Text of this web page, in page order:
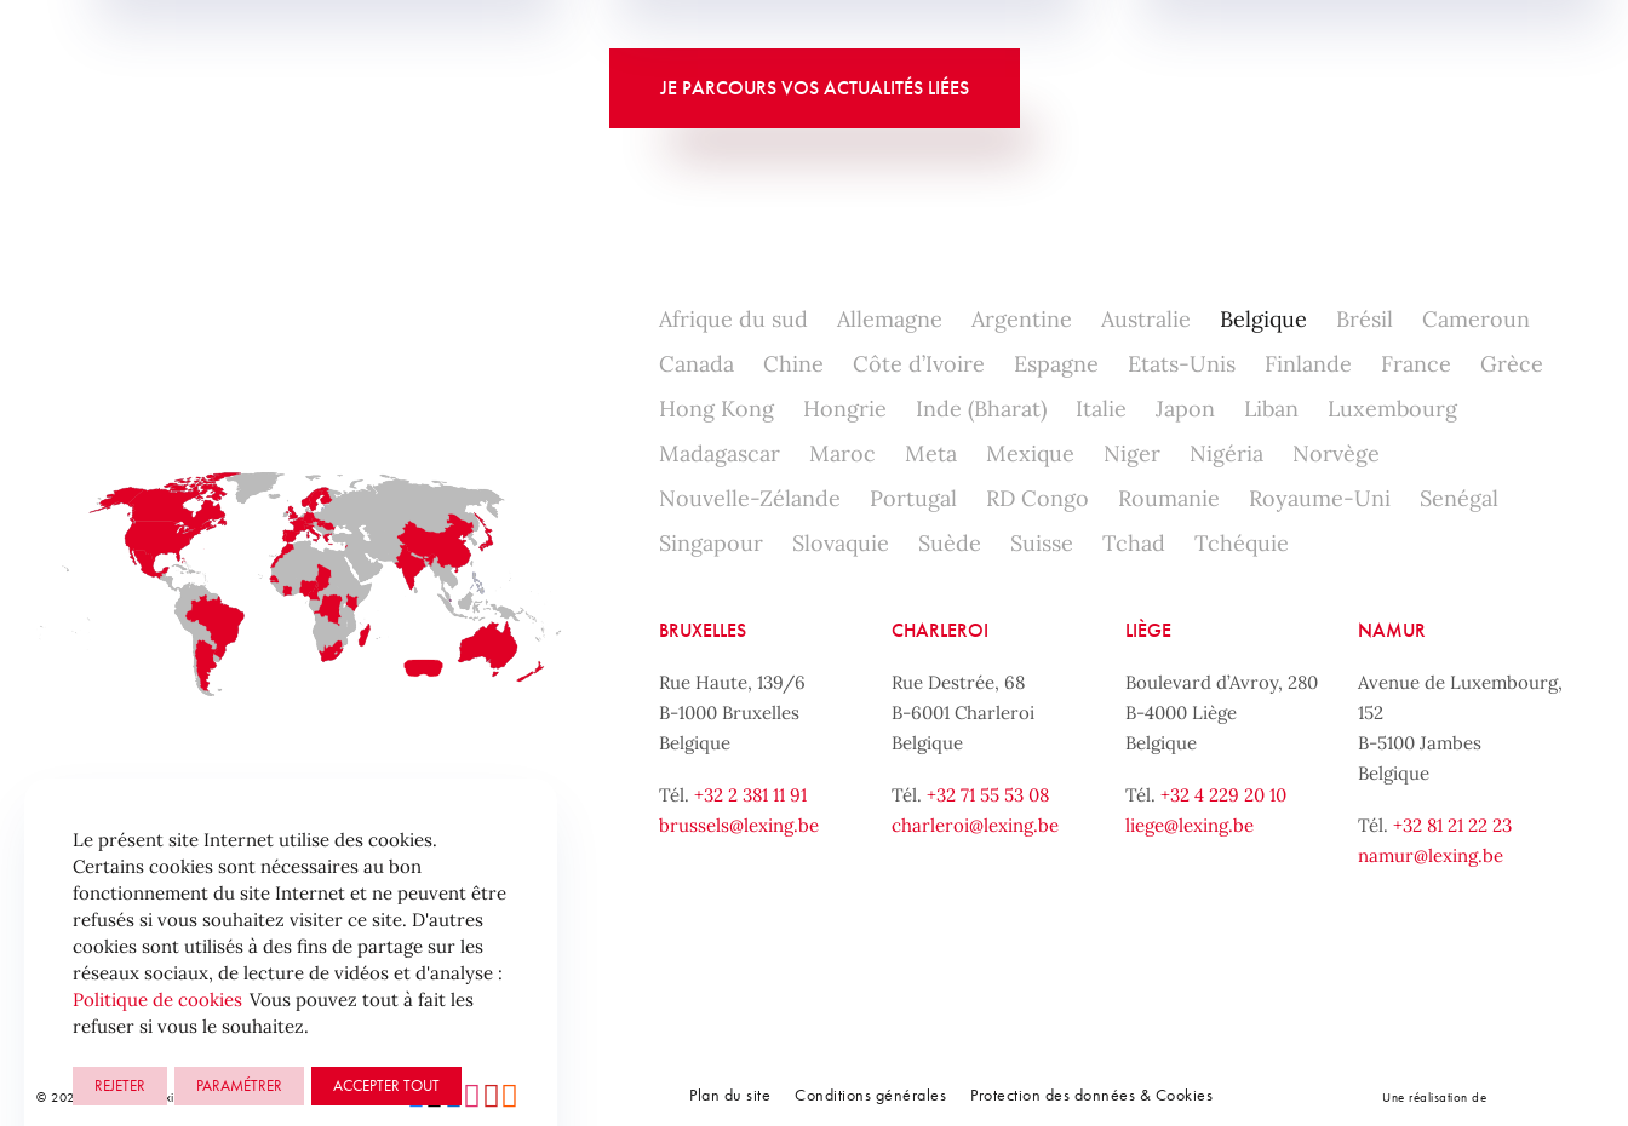
JE PARCOURS VOS ACTUALITÉS LIÉES
Afrique du sud Allemagne Argentine Australie Belgique Brésil
Cameroun
Canada
Chine Côte d’Ivoire Espagne Etats-Unis Finlande France
Grèce
Hong Kong
Hongrie Inde (Bharat) Italie Japon Liban
Luxembourg
Madagascar
Maroc Meta Mexique Niger Nigéria
Norvège
Nouvelle-Zélande
Portugal RD Congo Roumanie Royaume-Uni
Senégal
Singapour
Slovaquie Suède Suisse Tchad Tchéquie
BRUXELLES
Rue Haute, 139/6
B-1000 Bruxelles
Belgique
Tél. +32 2 381 11 91
brussels@lexing.be
CHARLEROI
Rue Destrée, 68
B-6001 Charleroi
Belgique
Tél.+32 71 55 53 08
charleroi@lexing.be
LIÈGE
Boulevard d’Avroy, 280
B-4000 Liège
Belgique
Tél. +32 4 229 20 10
liege@lexing.be
NAMUR
Avenue de Luxembourg,
152
B-5100 Jambes
Belgique
Tél.+32 81 21 22 23
namur@lexing.be
© 2026 Structure | Lexing Plan du site Conditions générales Protection des données & Cookies Une réalisation de
Le présent site Internet utilise des cookies.
Certains cookies sont nécessaires au bon
fonctionnement du site Internet et ne peuvent être
refusés si vous souhaitez visiter ce site. D'autres
cookies sont utilisés à des fins de partage sur les
réseaux sociaux, de lecture de vidéos et d'analyse :
Politique de cookies Vous pouvez tout à fait les
refuser si vous le souhaitez.
REJETER PARAMÉTRER ACCEPTER TOUT